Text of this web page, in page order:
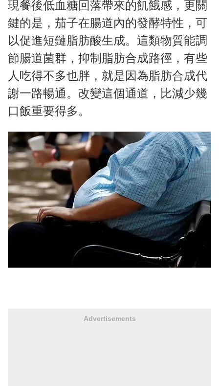
現餐後低血糖回落帶來的飢餓感，更關
鍵的是，茄子在腸道內的發酵特性，可
以促進短鏈脂肪酸生成。這類物質能調
節腸道菌群，抑制脂肪合成路徑，有些
人吃得不多也胖，就是因為脂肪合成代
謝一路暢通。改變這個通道，比減少幾
口飯重要得多。
Advertisements